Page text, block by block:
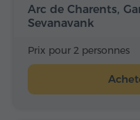
Arc de Charents,
Sevanavank
Prix pour 2 personnes